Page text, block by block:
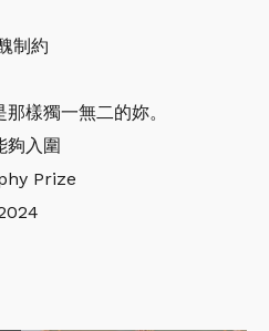
制約
樣獨一無二的妳。
夠入圍
Prize